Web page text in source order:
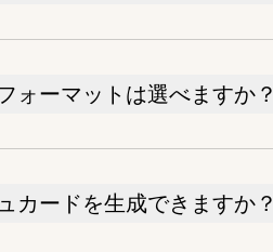
ォーマットは選べますか？
カードを生成できますか？